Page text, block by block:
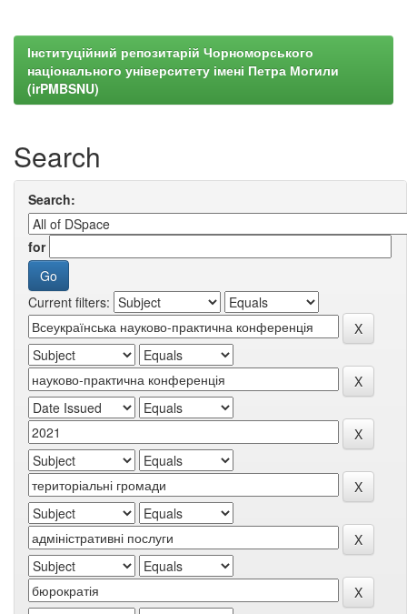
Інституційний репозитарій Чорноморського
національного університету імені Петра Могили
(irPMBSNU)
Search
Search:
for
Current filters: